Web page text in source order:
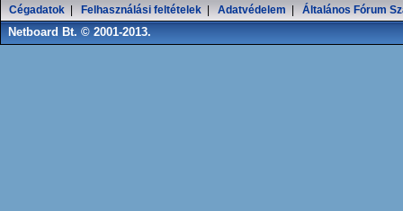
Cégadatok Felhasználási feltételek Adatvédelem Általános Fórum
Netboard Bt. © 2001-2013.